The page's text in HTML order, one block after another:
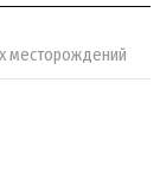
месторождений